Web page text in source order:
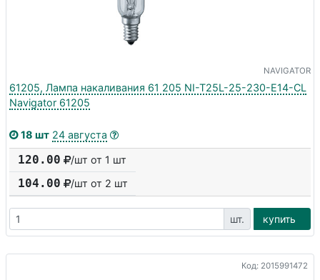
NAVIGATOR
61205, Лампа накаливания 61 205 NI-T25L-25-230-E14-CL
Navigator 61205
18 шт 24 августа
120.00 /шт от 1 шт
104.00 /шт от 2 шт
шт. купить
Код: 2015991472